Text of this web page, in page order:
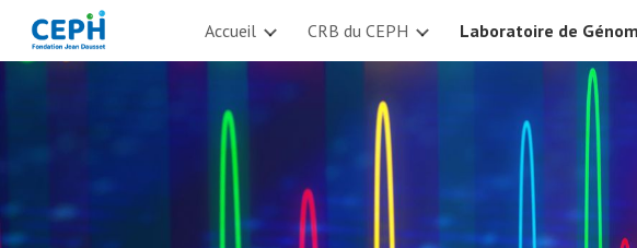
Skip to main content
Accueil CRB du CEPH Laboratoire de